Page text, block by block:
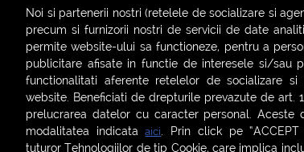
Termeni și condiții | Politica de confidențialitate |
Contact:
office@smartradio.ro
Noi si partenerii nostri (retelele de socializare si
precum si furnizorii nostri de servicii de date
permite website-ului sa functioneze, pentru a
publicitare afisate in functie de interesele si/sau
functionalitati aferente retelelor de socializare
website. Beneficiati de drepturile prevazute de art.
prelucrarea datelor cu caracter personal.
modalitatea indicataaici. Prin click pe “ACCEPT
tuturor Tehnologiilor de tip Cookie, care implica